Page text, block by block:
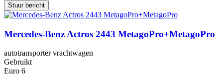
Stuur bericht
Mercedes-Benz Actros 2443 MetagoPro+MetagoPro
autotransporter vrachtwagen
Gebruikt
Euro 6